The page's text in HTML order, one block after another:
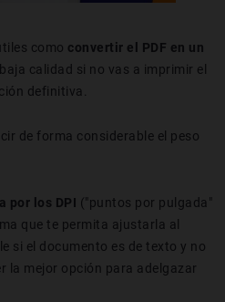
como convertir el PDF en un
calidad si no vas a imprimir el
definitiva.
de forma considerable el peso
por los DPI ("puntos por pulgada"
que te permita ajustarla al
si el documento es de texto y no
la mejor opción para adelgazar